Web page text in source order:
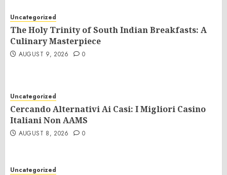
Uncategorized
The Holy Trinity of South Indian Breakfasts: A
Culinary Masterpiece
AUGUST 9, 2026 0
Uncategorized
Cercando Alternativi Ai Casi: I Migliori Casino
Italiani Non AAMS
AUGUST 8, 2026 0
Uncategorized